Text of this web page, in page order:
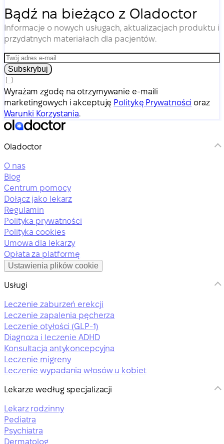
Bądź na bieżąco z Oladoctor
Informacje o nowych usługach, aktualizacjach produktu i
przydatnych materiałach dla pacjentów.
Subskrybuj
Wyrażam zgodę na otrzymywanie e-maili
marketingowych i akceptuję Politykę Prywatności oraz
Warunki Korzystania.
Oladoctor
O nas
Blog
Centrum pomocy
Dołącz jako lekarz
Regulamin
Polityka prywatności
Polityka cookies
Umowa dla lekarzy
Opłata za platformę
Ustawienia plików cookie
Usługi
Leczenie zaburzeń erekcji
Leczenie zapalenia pęcherza
Leczenie otyłości (GLP-1)
Diagnoza i leczenie ADHD
Konsultacja antykoncepcyjna
Leczenie migreny
Leczenie wypadania włosów u kobiet
Lekarze według specjalizacji
Lekarz rodzinny
Pediatra
Psychiatra
Dermatolog